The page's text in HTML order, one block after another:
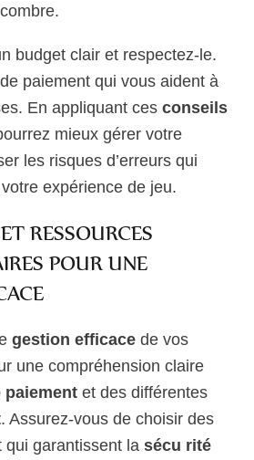
budget clair et respectez-le.
paiement qui vous aident à
En appliquant ces conseils
mieux gérer votre
les risques d’erreurs qui
expérience de jeu.
RESSOURCES
POUR UNE
gestion efficace de vos
une compréhension claire
paiement et des différentes
. Assurez-vous de choisir des
qui garantissent la sécu rité